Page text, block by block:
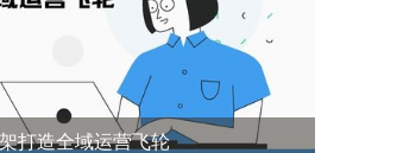
前1%能悟到的社群成单策略
打造全域运营飞轮